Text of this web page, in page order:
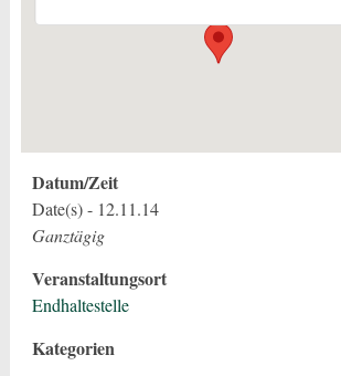
Datum/Zeit
Date(s) - 12.11.14
Ganztägig
Veranstaltungsort
Endhaltestelle
Kategorien